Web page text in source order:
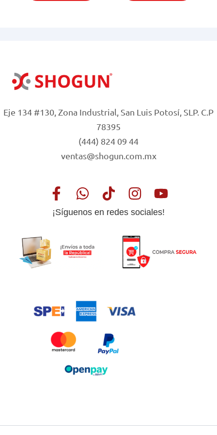
Eje 134 #130, Zona Industrial, San Luis Potosí, SLP. C.P
78395
(444) 824 09 44
ventas@shogun.com.mx
¡Síguenos en redes sociales!